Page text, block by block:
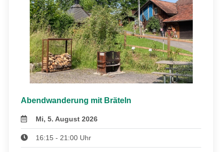
Abendwanderung mit Bräteln
Mi, 5. August 2026
16:15 - 21:00 Uhr